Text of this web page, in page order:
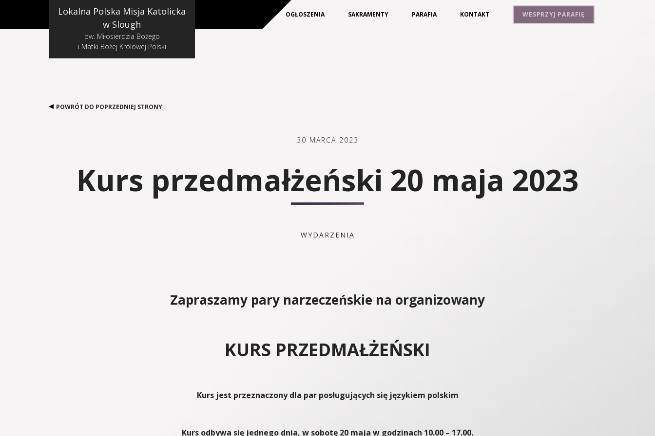
Lokalna Polska Misja Katolicka
w Slough
pw. Miłosierdzia Bożego
i Matki Bożej Królowej Polski
OGŁOSZENIA SAKRAMENTY PARAFIA KONTAKT WESPRZYJ PARAFIĘ
POWRÓT DO POPRZEDNIEJ STRONY
30 MARCA 2023
Kurs przedmałżeński 20 maja 2023
WYDARZENIA
Zapraszamy pary narzeczeńskie na organizowany
KURS PRZEDMAŁŻEŃSKI
Kurs jest przeznaczony dla par posługujących się językiem polskim
Kurs odbywa się jednego dnia, w sobotę 20 maja w godzinach 10.00 – 17.00.